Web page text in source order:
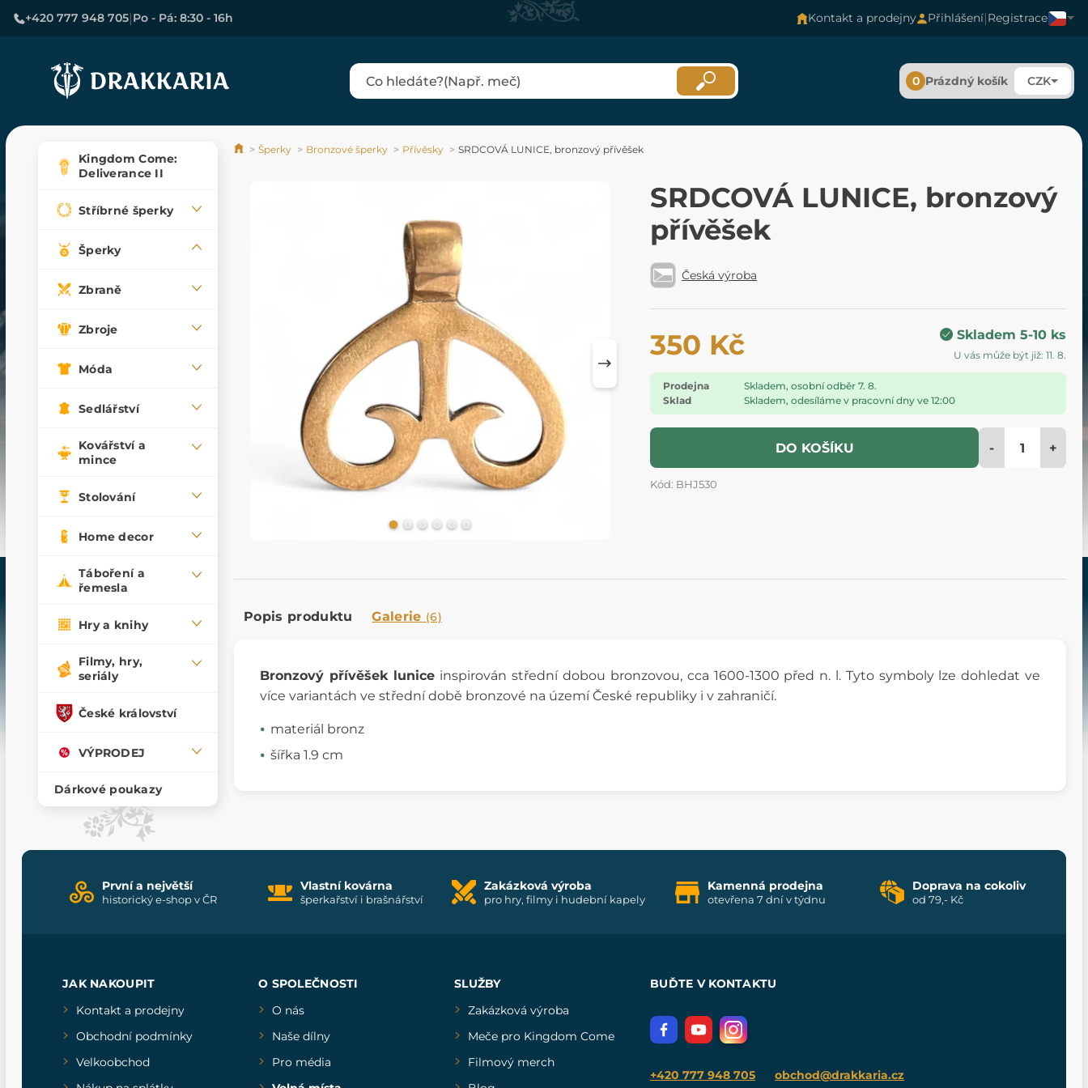
+420 777 948 705|Po - Pá: 8:30 - 16h Kontakt a prodejny Přihlášení|Registrace
0 Prázdný košík CZK
Kingdom Come:
Deliverance II
Stříbrné šperky
Šperky
Zbraně
Zbroje
Móda
Sedlářství
Kovářství a
mince
Stolování
Home decor
Táboření a
řemesla
Hry a knihy
Filmy, hry,
seriály
České království
VÝPRODEJ
Dárkové poukazy
Šperky Bronzové šperky Přívěsky SRDCOVÁ LUNICE, bronzový přívěšek
SRDCOVÁ LUNICE, bronzový
přívěšek
Česká výroba
350 Kč Skladem 5-10 ks
U vás může být již: 11. 8.
Prodejna
Skladem, osobní odběr 7. 8.
Sklad
Skladem, odesíláme v pracovní dny ve 12:00
DO KOŠÍKU - +
Kód: BHJ530
Popis produktu Galerie (6)
Bronzový přívěšek lunice inspirován střední dobou bronzovou, cca 1600-1300 před n. l. Tyto symboly lze dohledat ve
více variantách ve střední době bronzové na území České republiky i v zahraničí.
materiál bronz
šířka 1.9 cm
První a největší
historický e-shop v ČR
Vlastní kovárna
šperkařství i brašnářství
Zakázková výroba
pro hry, filmy i hudební kapely
Kamenná prodejna
otevřena 7 dní v týdnu
Doprava na cokoliv
od 79,- Kč
JAK NAKOUPIT
Kontakt a prodejny
Obchodní podmínky
Velkoobchod
O SPOLEČNOSTI
O nás
Naše dílny
Pro média
SLUŽBY
Zakázková výroba
Meče pro Kingdom Come
Filmový merch
BUĎTE V KONTAKTU
+420 777 948 705 obchod@drakkaria.cz